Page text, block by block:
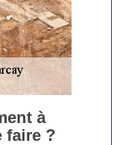
à
faire ?